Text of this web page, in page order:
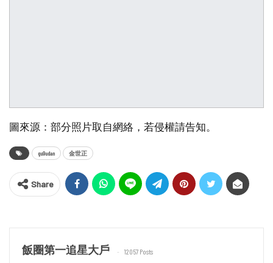
圖來源：部分照片取自網絡，若侵權請告知。
gu9udan 金世正
Share
飯圈第一追星大戶 12057 Posts